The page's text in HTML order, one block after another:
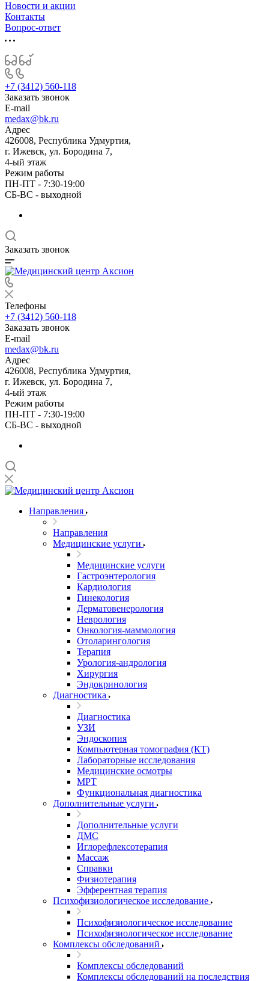
Новости и акции
Контакты
Вопрос-ответ
+7 (3412) 560-118
Заказать звонок
E-mail
medax@bk.ru
Адрес
426008, Республика Удмуртия,
г. Ижевск, ул. Бородина 7,
4-ый этаж
Режим работы
ПН-ПТ - 7:30-19:00
СБ-ВС - выходной
Заказать звонок
Телефоны
+7 (3412) 560-118
Заказать звонок
E-mail
medax@bk.ru
Адрес
426008, Республика Удмуртия,
г. Ижевск, ул. Бородина 7,
4-ый этаж
Режим работы
ПН-ПТ - 7:30-19:00
СБ-ВС - выходной
Направления
Направления
Медицинские услуги
Медицинские услуги
Гастроэнтерология
Кардиология
Гинекология
Дерматовенерология
Неврология
Онкология-маммология
Отоларингология
Терапия
Урология-андрология
Хирургия
Эндокринология
Диагностика
Диагностика
УЗИ
Эндоскопия
Компьютерная томография (КТ)
Лабораторные исследования
Медицинские осмотры
МРТ
Функциональная диагностика
Дополнительные услуги
Дополнительные услуги
ДМС
Иглорефлексотерапия
Массаж
Справки
Физиотерапия
Эфферентная терапия
Психофизиологическое исследование
Психофизиологическое исследование
Психофизиологическое исследование
Комплексы обследований
Комплексы обследований
Комплексы обследований на последствия